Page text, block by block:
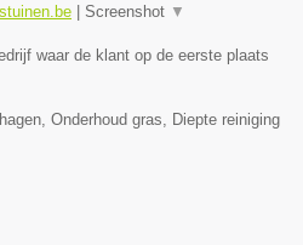
Screenshot ▼
waar de klant op de eerste plaats
Onderhoud gras, Diepte reiniging